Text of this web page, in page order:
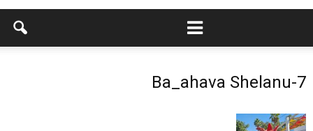
7-Ba_ahava Shelanu